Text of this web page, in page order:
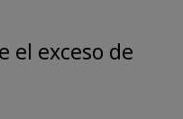
el exceso de